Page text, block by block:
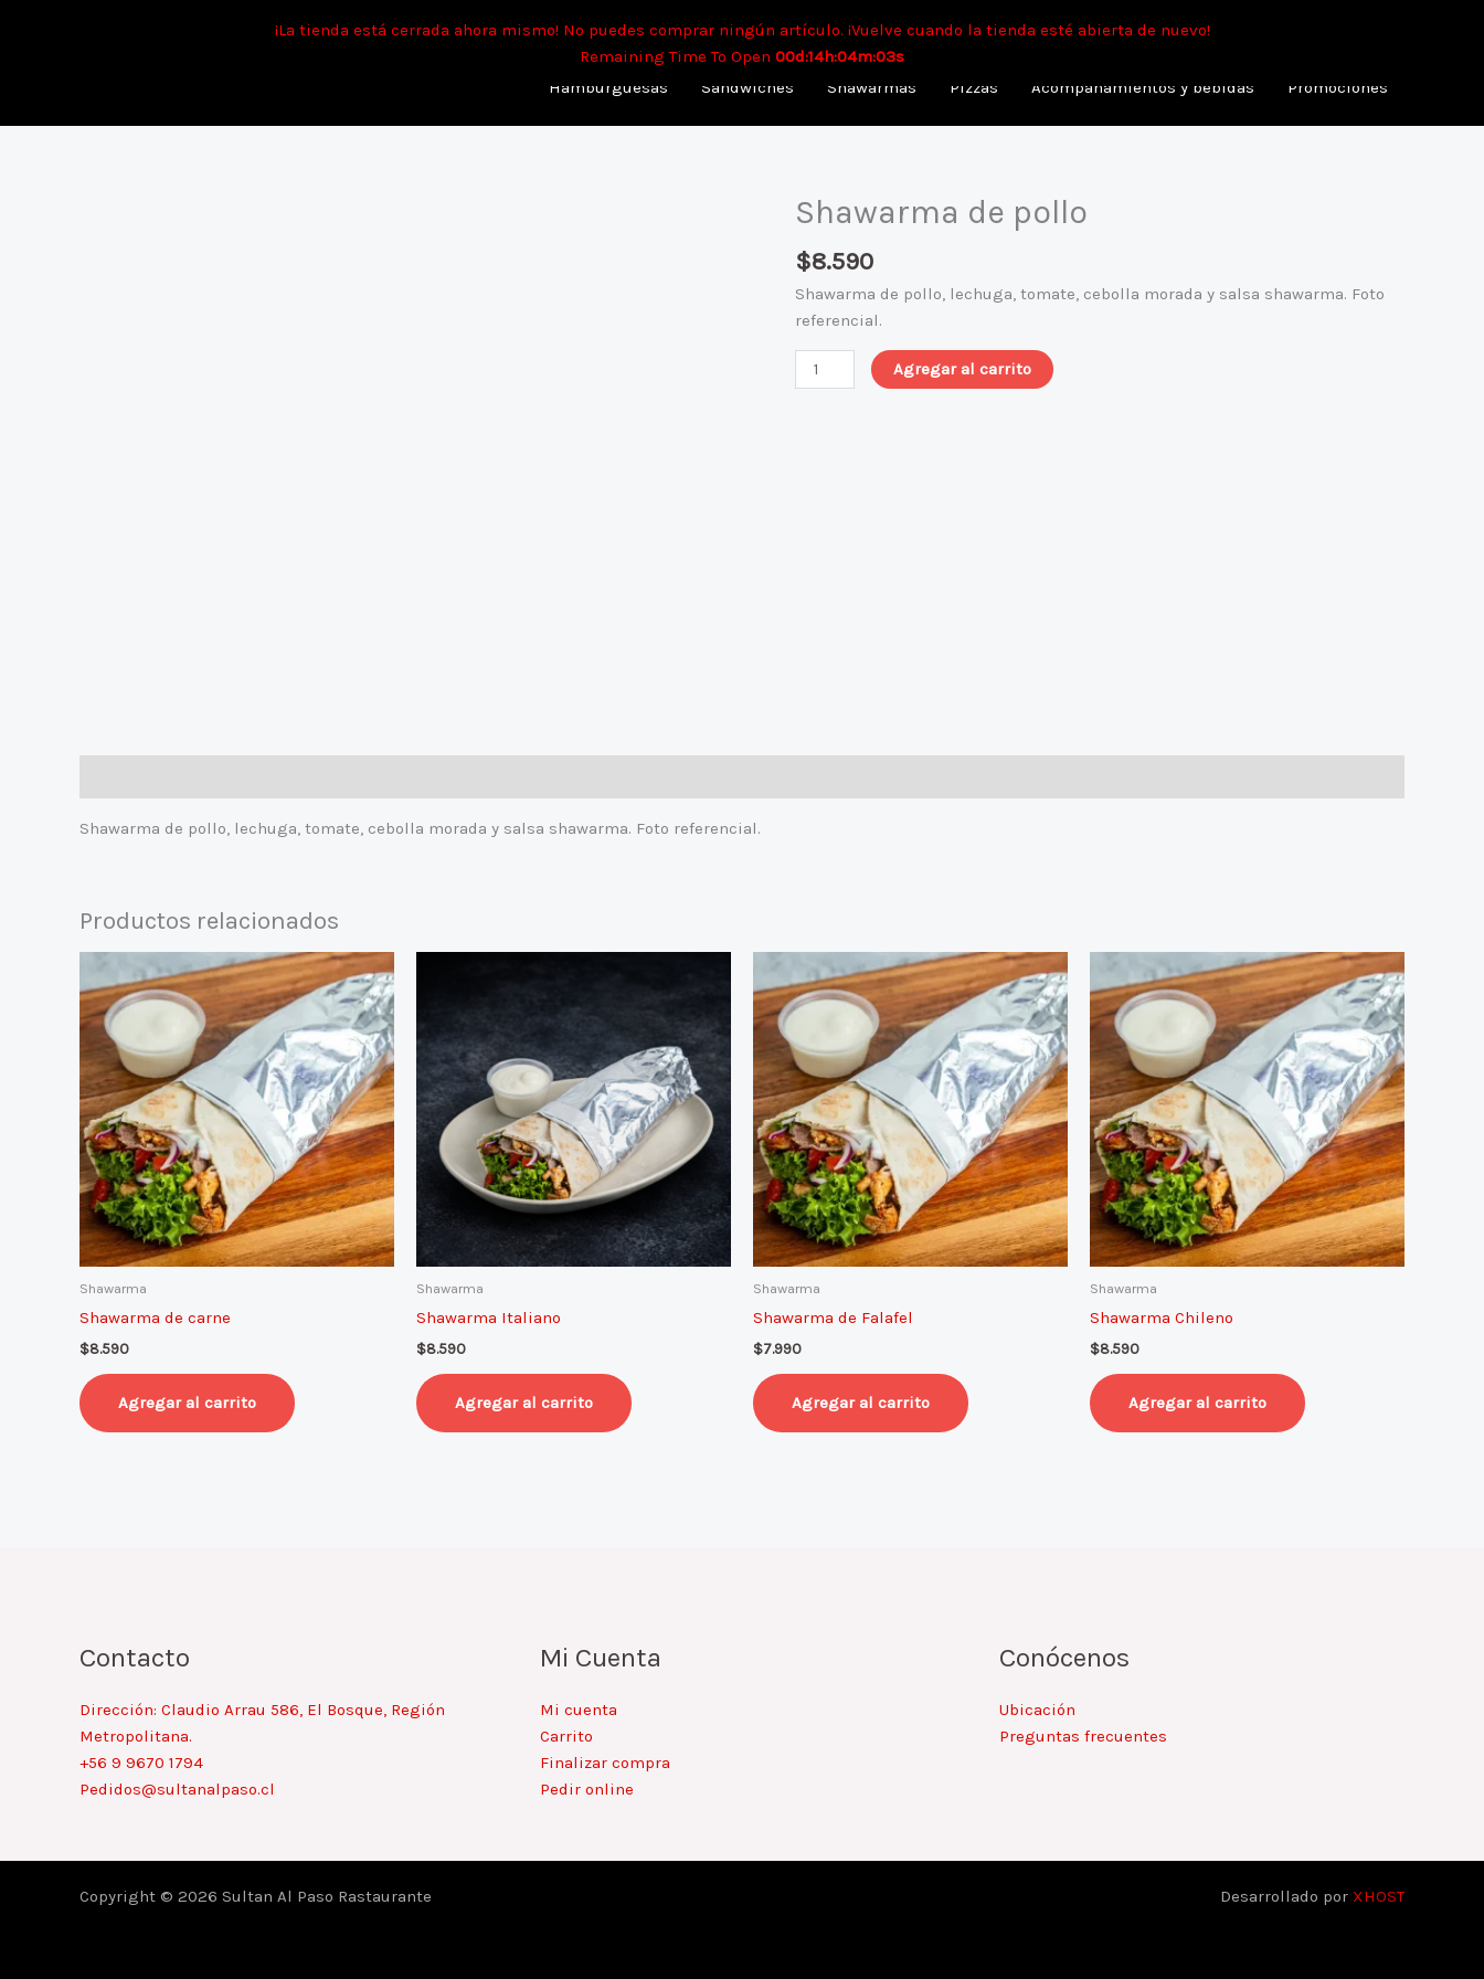
¡La tienda está cerrada ahora mismo! No puedes comprar ningún artículo. ¡Vuelve cuando la tienda esté abierta de nuevo!
Remaining Time To Open 00d:14h:04m:03s
Tiempo aproximado para envíos a domicilio: 90 min. Para retiro: 40 min.
Hamburguesas
Sandwiches Shawarmas Pizzas Acompañamientos y bebidas Promociones
Shawarma de pollo
$8.590
Shawarma de pollo, lechuga, tomate, cebolla morada y salsa shawarma. Foto
referencial.
Shawarma
pollo
cantidad
Agregar al carrito
Shawarma de pollo, lechuga, tomate, cebolla morada y salsa shawarma. Foto referencial.
Productos relacionados
Shawarma
Shawarma de carne
$8.590
Agregar al carrito
Shawarma
Shawarma Italiano
$8.590
Agregar al carrito
Shawarma
Shawarma de Falafel
$7.990
Agregar al carrito
Shawarma
Shawarma Chileno
$8.590
Agregar al carrito
Contacto
Dirección: Claudio Arrau 586, El Bosque, Región
Metropolitana.
+56 9 9670 1794
Pedidos@sultanalpaso.cl
Mi Cuenta
Mi cuenta
Carrito
Finalizar compra
Pedir online
Conócenos
Ubicación
Preguntas frecuentes
Copyright © 2026 Sultan Al Paso Rastaurante Desarrollado por XHOST